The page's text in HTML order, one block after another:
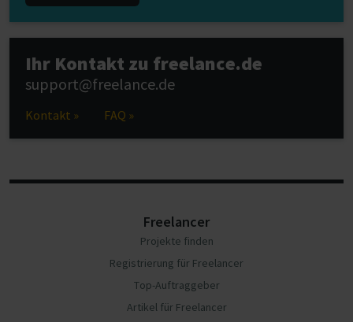
Ihr Kontakt zu freelance.de
support@freelance.de
Kontakt » FAQ »
Freelancer
Projekte finden
Registrierung für Freelancer
Top-Auftraggeber
Artikel für Freelancer